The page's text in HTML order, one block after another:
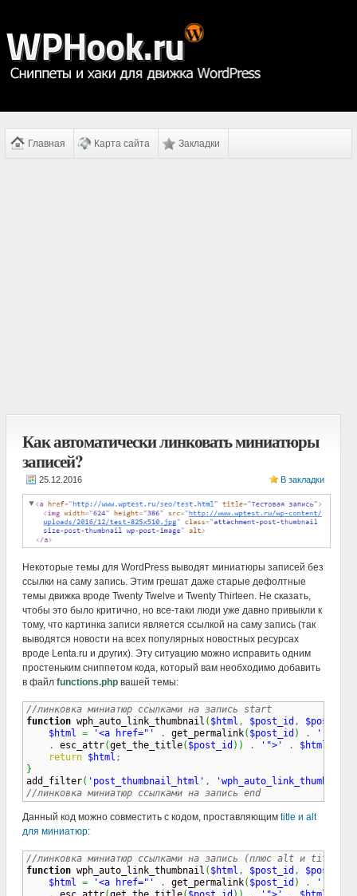
Главная Карта сайта Закладки
Как автоматически линковать миниатюры
записей?
В закладки
Некоторые темы для WordPress выводят миниатюры записей без
ссылки на саму запись. Этим грешат даже старые дефолтные
темы движка вроде Twenty Twelve и Twenty Thirteen. Не сказать,
чтобы это было критично, но все-таки люди уже давно привыкли к
тому, что картинка записи является ссылкой на саму запись (так
выводятся новости на всех популярных новостных ресурсах
вроде Lenta.ru и других). Эту ситуацию можно исправить одним
простеньким сниппетом кода, который вам необходимо добавить
в файл functions.phpвашей темы:
//линковка миниатюр ссылками на запись start
function wph_auto_link_thumbnail ( $html , $post_id ,
$html
= '<a href="' . get_permalink( $post_id ) .
'"
.
esc_attr(get_the_title( $post_id ) ) . '">' . $html
return $html ;
}
add_filter( 'post_thumbnail_html' , 'wph_auto_link_thumbnail'
//линковка миниатюр ссылками на запись end
Данный код можно совместить с кодом, проставляющим title и alt
для миниатюр:
//линковка миниатюр ссылками на запись (плюс alt и title)
function wph_auto_link_thumbnail ( $html , $post_id ,
$html
= '<a href="' . get_permalink( $post_id ) .
'"